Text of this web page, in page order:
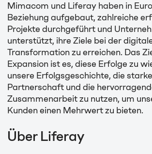
Mimacom und Liferay haben in
Beziehung aufgebaut, zahlreiche
Projekte durchgeführt und
unterstützt, ihre Ziele bei der
Transformation zu erreichen. Das
Expansion ist es, diese Erfolge zu
unsere Erfolgsgeschichte, die starke
Partnerschaft und die
Zusammenarbeit zu nutzen, um
Kunden einen Mehrwert zu bieten.
Über Liferay